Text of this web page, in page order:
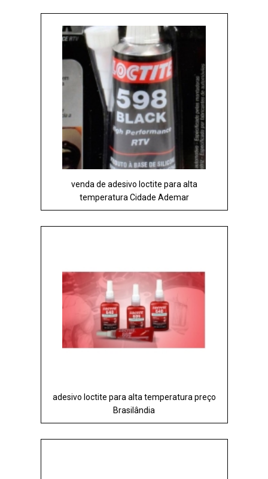
venda de adesivo loctite para alta
temperatura Cidade Ademar
adesivo loctite para alta temperatura preço
Brasilândia